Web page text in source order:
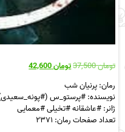
تومان37,500
قیمت
بود.
تومان42,600
قیمت
است.
رمان: پرنیان شب
نویسنده: #پرستو_س
ژانر: #عاشقانه #تخیلی #معمایی
تعداد صفحات رمان: ۲۳۷۱